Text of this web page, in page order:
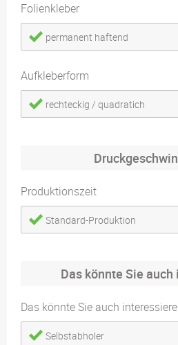
Folienkleber
permanent haftend
Aufkleberform
rechteckig / quadratich
Produktionszeit
Standard-Produktion
Das könnte Sie
Das könnte Sie auch
Selbstabholer